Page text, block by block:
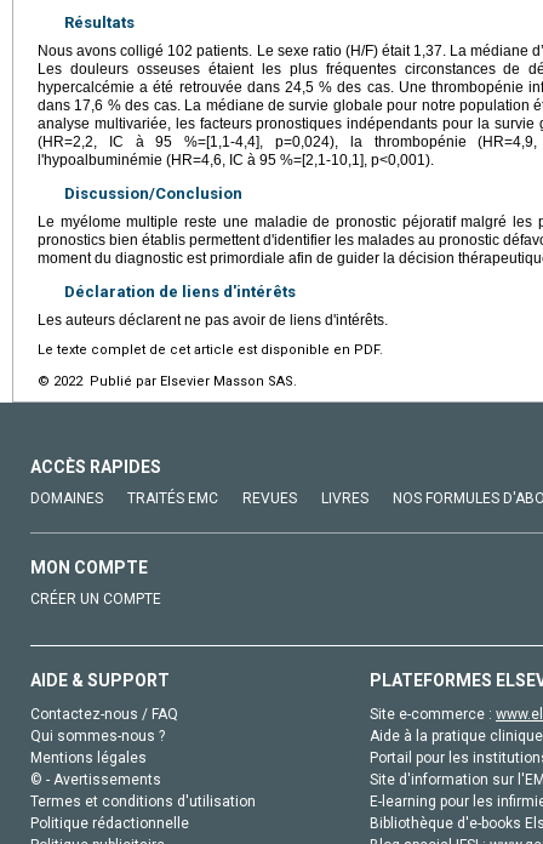
Résultats
Nous avons colligé 102 patients. Le sexe ratio (H/F) était 1,37. La médiane
Les douleurs osseuses étaient les plus fréquentes circonstances de
hypercalcémie a été retrouvée dans 24,5 % des cas. Une thrombopénie
dans 17,6 % des cas. La médiane de survie globale pour notre population
analyse multivariée, les facteurs pronostiques indépendants pour la survie
(HR=2,2, IC à 95 %=[1,1-4,4], p=0,024), la thrombopénie
l'hypoalbuminémie (HR=4,6, IC à 95 %=[2,1-10,1], p<0,001).
Discussion/Conclusion
Le myélome multiple reste une maladie de pronostic péjoratif malgré les
pronostics bien établis permettent d'identifier les malades au pronostic
moment du diagnostic est primordiale afin de guider la décision
Déclaration de liens d'intérêts
Les auteurs déclarent ne pas avoir de liens d'intérêts.
Le texte complet de cet article est disponible en PDF.
© 2022 Publié par Elsevier Masson SAS.
ACCÈS RAPIDES
DOMAINES TRAITÉS EMC REVUES LIVRES NOS FORMULES
MON COMPTE
CRÉER UN COMPTE
AIDE & SUPPORT
Contactez-nous / FAQ
Qui sommes-nous ?
Mentions légales
© - Avertissements
Termes et conditions d'utilisation
Politique rédactionnelle
PLATEFORMES
Site e-commerce :
Aide à la pratique
Portail pour les
Site d'information sur
E-learning pour les
Bibliothèque d'e-books